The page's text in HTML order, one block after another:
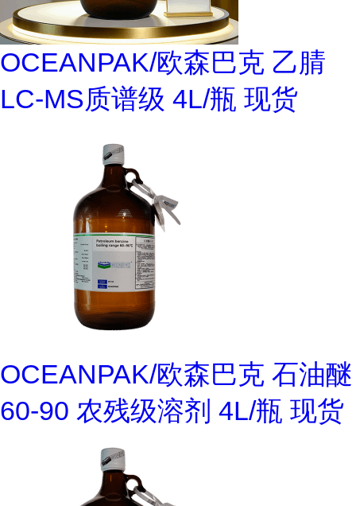
OCEANPAK/欧森巴克 乙腈
LC-MS质谱级 4L/瓶 现货
OCEANPAK/欧森巴克 石油醚
60-90 农残级溶剂 4L/瓶 现货